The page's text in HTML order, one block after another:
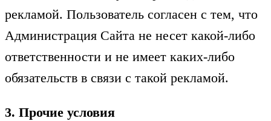
рекламой. Пользователь согласен с тем, что
Администрация Сайта не несет какой-либо
ответственности и не имеет каких-либо
обязательств в связи с такой рекламой.
3. Прочие условия